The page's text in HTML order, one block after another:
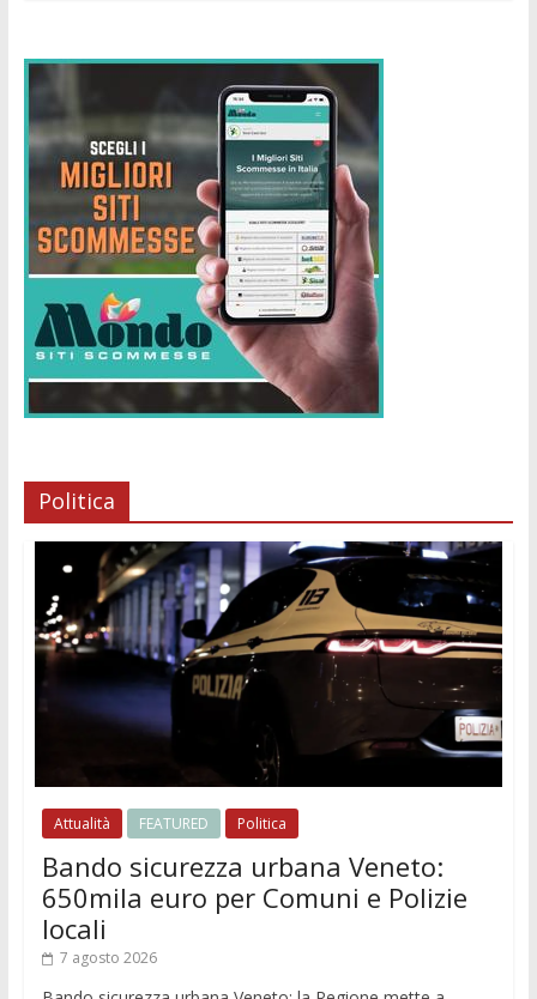
Politica
Attualità FEATURED Politica
Bando sicurezza urbana Veneto:
650mila euro per Comuni e Polizie
locali
7 agosto 2026